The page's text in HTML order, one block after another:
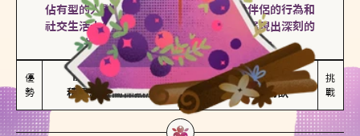
佔有型的人對愛情有強烈的保護欲，對於伴侶的行為和
社交生活十分敏感、容易吃醋。在關係中展現出深刻的
投入和激情，但也可能讓人感到窒息。
優
勢
能建立緊密關係
積極維繫關係熱度
嫉妒心較強
可能出現控制欲
挑
戰